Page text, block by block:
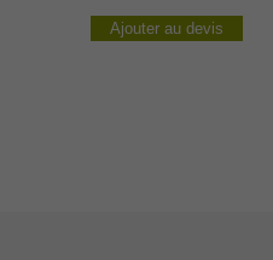
Ajouter au devis